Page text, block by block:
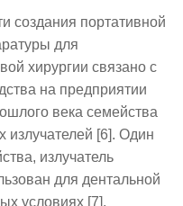
создания портативной
для
хирургии связано с
на предприятии
века семейства
излучателей [6]. Один
излучатель
для дентальной
условиях [7].